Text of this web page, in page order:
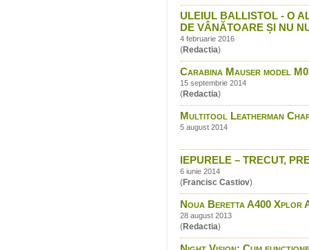
ULEIUL BALLISTOL - O
DE VÂNĂTOARE ȘI NU
4 februarie 2016
(Redactia)
Carabina Mauser model
15 septembrie 2014
(Redactia)
Multitool Leatherman
5 august 2014
IEPURELE – TRECUT,
6 iunie 2014
(Francisc Castiov)
Noua Beretta A400 Xplor
28 august 2013
(Redactia)